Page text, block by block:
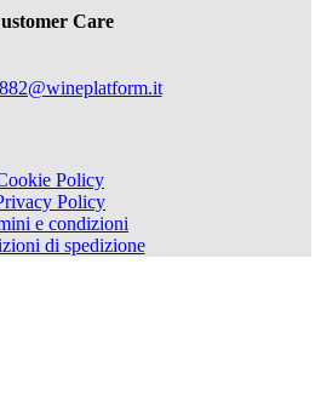
Care
Policy
Policy
e condizioni
di spedizione